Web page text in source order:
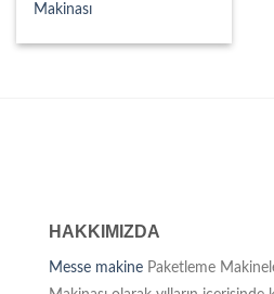
Makinası
HAKKIMIZDA
Messe makine Paketleme